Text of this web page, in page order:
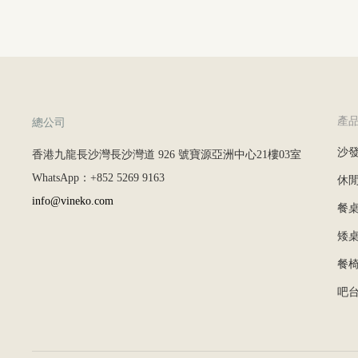
總公司
香港九龍長沙灣長沙灣道 926 號寶源亞洲中心21樓03室
WhatsApp：+852 5269 9163
info@vineko.com
產
沙
休
餐
矮
餐
吧